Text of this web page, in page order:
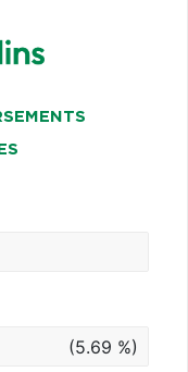
(5.69 %)